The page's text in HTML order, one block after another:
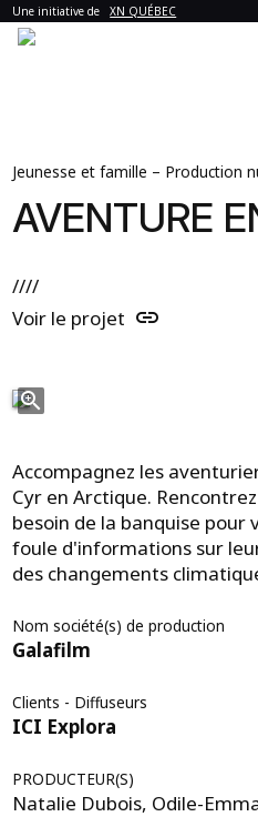
Une initiative de XN QUÉBEC
Jeunesse et famille – Production
AVENTURE
////
Voir le projet link
zoom_in
Accompagnez les
Cyr en Arctique.
besoin de la banquise pour
foule d'informations sur
des changements
Nom société(s) de production
Galafilm
Clients - Diffuseurs
ICI Explora
PRODUCTEUR(S)
Natalie Dubois, Odile-